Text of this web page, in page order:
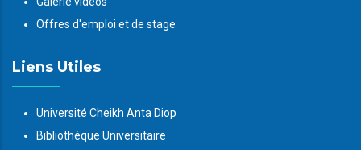
Offres d'emploi et de stage
Liens Utiles
Université Cheikh Anta Diop
Bibliothèque Universitaire